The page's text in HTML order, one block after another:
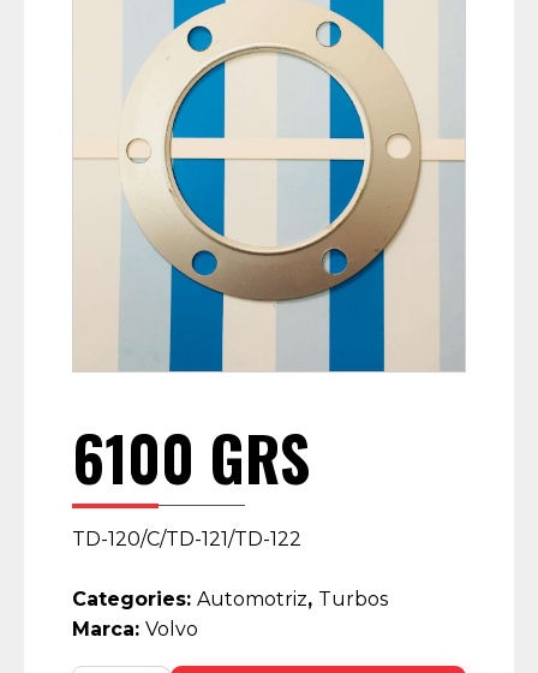
6100 GRS
TD-120/C/TD-121/TD-122
Categories: Automotriz, Turbos
Marca: Volvo